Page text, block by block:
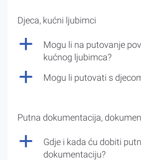
Djeca, kućni ljubimci
a
Mogu li na putovanje
kućnog ljubimca?
a Mogu li putovati s
Putna dokumentacija,
a
Gdje i kada ću dobiti
dokumentaciju?